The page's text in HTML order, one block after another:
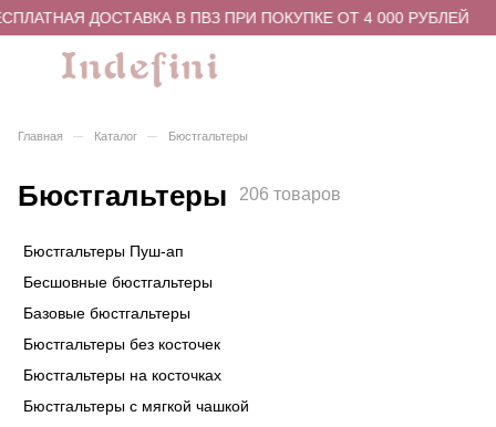
ДОСТАВКА В ПВЗ ПРИ ПОКУПКЕ ОТ 4 000 РУБЛЕЙ
Главная – Каталог – Бюстгальтеры
Бюстгальтеры 206 товаров
Бюстгальтеры Пуш-ап
Бесшовные бюстгальтеры
Базовые бюстгальтеры
Бюстгальтеры без косточек
Бюстгальтеры на косточках
Бюстгальтеры с мягкой чашкой